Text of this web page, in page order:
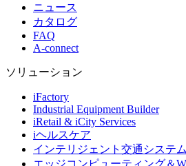
ニュース
カタログ
FAQ
A-connect
ソリューション
iFactory
Industrial Equipment Builder
iRetail & iCity Services
iヘルスケア
インテリジェント交通システム